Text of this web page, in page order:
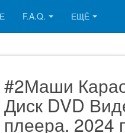
F.A.Q. ЕЩЁ
#2Маши
Диск DVD
плеера. 2024